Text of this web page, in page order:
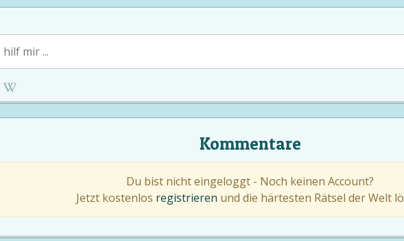
Kommentare
Du bist nicht eingeloggt - Noch keinen Account?
Jetzt kostenlos registrieren und die härtesten Rätsel der Welt